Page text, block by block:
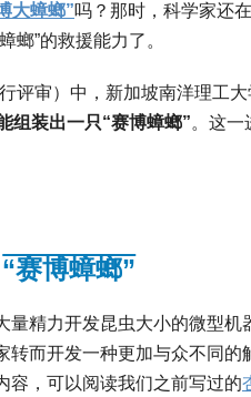
大蟑螂”吗？那时，科学家还
螂”的救援能力了。
评审）中，新加坡南洋理工
组装出一只“赛博蟑螂”。这一
“赛博蟑螂”
精力开发昆虫大小的微型
而开发一种更加与众不同的
容，可以阅读我们之前写过的